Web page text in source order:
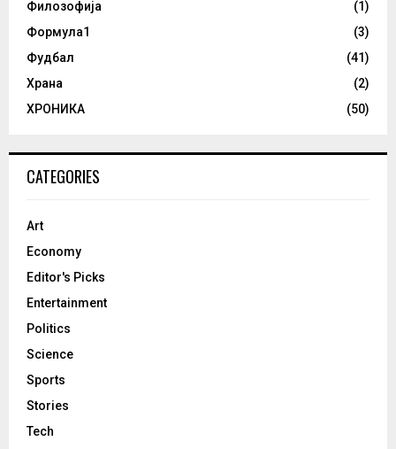
Филозофија
(1)
Формула1
(3)
Фудбал
(41)
Храна
(2)
ХРОНИКА
(50)
CATEGORIES
Art
Economy
Editor's Picks
Entertainment
Politics
Science
Sports
Stories
Tech